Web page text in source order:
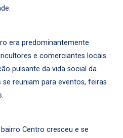
era predominantemente
e comerciantes locais.
pulsante da vida social da
reuniam para eventos, feiras
Centro cresceu e se